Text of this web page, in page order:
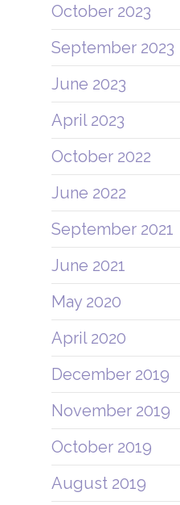
October 2023
September 2023
June 2023
April 2023
October 2022
June 2022
September 2021
June 2021
May 2020
April 2020
December 2019
November 2019
October 2019
August 2019